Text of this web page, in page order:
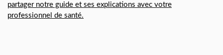
partager notre guide et ses explications avec votre
professionnel de santé.